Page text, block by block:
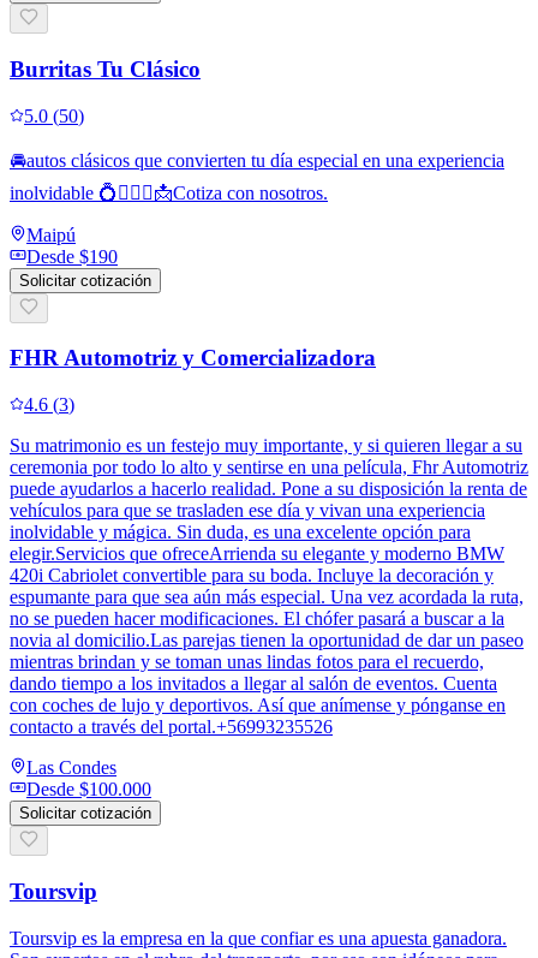
Burritas Tu Clásico
5.0 (50)
🚘autos clásicos que convierten tu día especial en una experiencia
inolvidable 💍👰🏻‍♀️📩Cotiza con nosotros.
Maipú
Desde $190
Solicitar cotización
FHR Automotriz y Comercializadora
4.6 (3)
Su matrimonio es un festejo muy importante, y si quieren llegar a su
ceremonia por todo lo alto y sentirse en una película, Fhr Automotriz
puede ayudarlos a hacerlo realidad. Pone a su disposición la renta de
vehículos para que se trasladen ese día y vivan una experiencia
inolvidable y mágica. Sin duda, es una excelente opción para
elegir.Servicios que ofreceArrienda su elegante y moderno BMW
420i Cabriolet convertible para su boda. Incluye la decoración y
espumante para que sea aún más especial. Una vez acordada la ruta,
no se pueden hacer modificaciones. El chófer pasará a buscar a la
novia al domicilio.Las parejas tienen la oportunidad de dar un paseo
mientras brindan y se toman unas lindas fotos para el recuerdo,
dando tiempo a los invitados a llegar al salón de eventos. Cuenta
con coches de lujo y deportivos. Así que anímense y pónganse en
contacto a través del portal.+56993235526
Las Condes
Desde $100.000
Solicitar cotización
Toursvip
Toursvip es la empresa en la que confiar es una apuesta ganadora.